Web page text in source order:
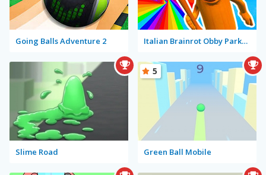
Going Balls Adventure 2 Italian Brainrot Obby Parkour
Slime Road Green Ball Mobile
5